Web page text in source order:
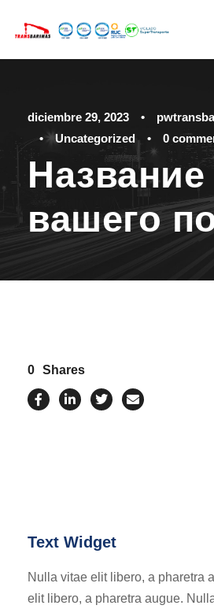
diciembre 29, 2023 •
•
Uncategorized • 0
Название
вашего
0 Shares
Text Widget
Nulla vitae elit libero, a pharetra
elit libero, a pharetra augue.